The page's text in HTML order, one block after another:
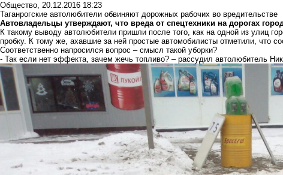
Общество, 20.12.2016 18:23
Таганрогские автолюбители обвиняют дорожных рабочих во вредительстве
Автовладельцы утверждают, что вреда от спецтехники на дорогах
К такому выводу автолюбители пришли после того, как на одной из улиц
пробку. К тому же, ахавшие за ней простые автомобилисты отметили, что
Соответственно напросился вопрос – смысл такой уборки?
- Так если нет эффекта, зачем жечь топливо? – рассудил автолюбитель